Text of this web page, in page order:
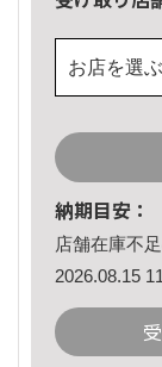
お店を選ぶ
納期目安：
店舗在庫不
2026.08.15